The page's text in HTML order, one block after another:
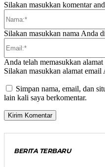
Silakan masukkan komentar
Silakan masukkan nama Anda
Anda telah memasukkan
Silakan masukkan alamat email
Simpan nama, email, dan
lain kali saya berkomentar.
BERITA TERBARU